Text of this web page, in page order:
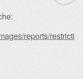
reports/restricti